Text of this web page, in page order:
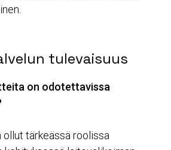
tulevaisuus
on odotettavissa
ollut tärkeässä roolissa